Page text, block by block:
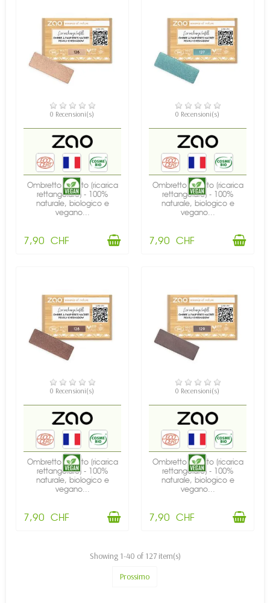
DISPONIBILE
0 Recensioni(s)
Ombretto perlato (ricarica
rettangolare) - 100%
naturale, biologico e
vegano...
7,90 CHF
DISPONIBILE
0 Recensioni(s)
Ombretto perlato (ricarica
rettangolare) - 100%
naturale, biologico e
vegano...
7,90 CHF
DISPONIBILE
0 Recensioni(s)
Ombretto perlato (ricarica
rettangolare) - 100%
naturale, biologico e
vegano...
7,90 CHF
DISPONIBILE
0 Recensioni(s)
Ombretto perlato (ricarica
rettangolare) - 100%
naturale, biologico e
vegano...
7,90 CHF
Showing 1-40 of 127 item(s)
Prossimo